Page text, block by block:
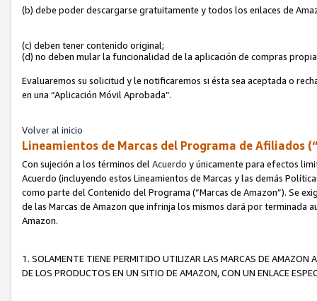
(b) debe poder descargarse gratuitamente y todos los enlaces de
(c) deben tener contenido original;
(d) no deben mular la funcionalidad de la aplicación de compras
Evaluaremos su solicitud y le notificaremos si ésta sea aceptada o
en una “Aplicación Móvil Aprobada”.
Volver al inicio
Lineamientos de Marcas del Programa de Afiliados
Con sujeción a los términos del Acuerdo y únicamente para efectos
Acuerdo (incluyendo estos Lineamientos de Marcas y las demás
como parte del Contenido del Programa (“Marcas de Amazon”). Se
de las Marcas de Amazon que infrinja los mismos dará por terminada
Amazon.
1. SOLAMENTE TIENE PERMITIDO UTILIZAR LAS MARCAS DE
DE LOS PRODUCTOS EN UN SITIO DE AMAZON, CON UN ENLACE